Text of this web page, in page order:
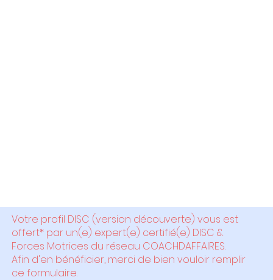
Votre profil DISC (version découverte) vous est
offert*par un(e) expert(e) certifié(e) DISC &
Forces Motrices du réseau COACHDAFFAIRES.
Afin d'en bénéficier, merci de bien vouloir remplir
ce formulaire.